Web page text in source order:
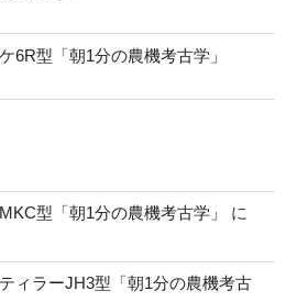
6R型「朝1分の農機考古学」
型「朝1分の農機考古学」
に
ィラーJH3型「朝1分の農機考古